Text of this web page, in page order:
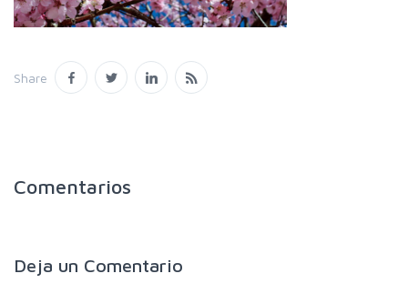
Share
Comentarios
Deja un Comentario